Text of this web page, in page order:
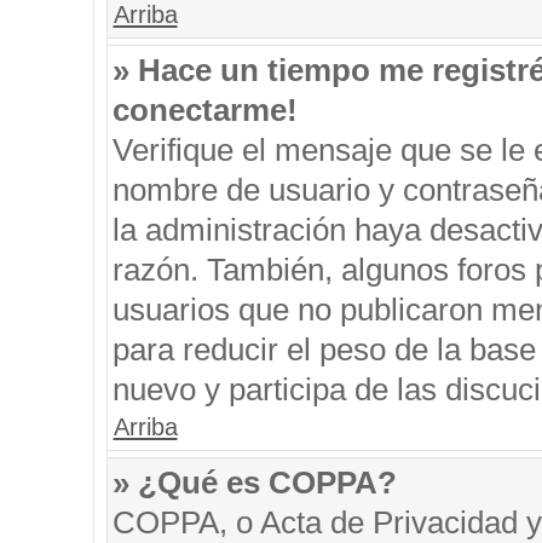
Arriba
» Hace un tiempo me
conectarme!
Verifique el mensaje que se
nombre de usuario y
la administración haya
razón. También, algunos
usuarios que no publicaron
para reducir el peso de la
nuevo y participa de las
Arriba
» ¿Qué es COPPA?
COPPA, o Acta de Privacidad